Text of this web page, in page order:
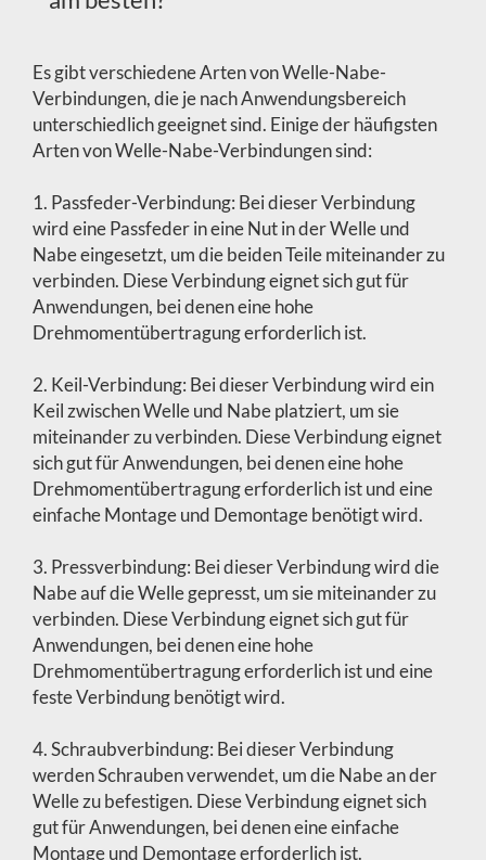
Es gibt verschiedene Arten von Welle-Nabe-
Verbindungen, die je nach Anwendungsbereich
unterschiedlich geeignet sind. Einige der häufigsten
Arten von Welle-Nabe-Verbindungen sind:
1. Passfeder-Verbindung: Bei dieser Verbindung
wird eine Passfeder in eine Nut in der Welle und
Nabe eingesetzt, um die beiden Teile miteinander zu
verbinden. Diese Verbindung eignet sich gut für
Anwendungen, bei denen eine hohe
Drehmomentübertragung erforderlich ist.
2. Keil-Verbindung: Bei dieser Verbindung wird ein
Keil zwischen Welle und Nabe platziert, um sie
miteinander zu verbinden. Diese Verbindung eignet
sich gut für Anwendungen, bei denen eine hohe
Drehmomentübertragung erforderlich ist und eine
einfache Montage und Demontage benötigt wird.
3. Pressverbindung: Bei dieser Verbindung wird die
Nabe auf die Welle gepresst, um sie miteinander zu
verbinden. Diese Verbindung eignet sich gut für
Anwendungen, bei denen eine hohe
Drehmomentübertragung erforderlich ist und eine
feste Verbindung benötigt wird.
4. Schraubverbindung: Bei dieser Verbindung
werden Schrauben verwendet, um die Nabe an der
Welle zu befestigen. Diese Verbindung eignet sich
gut für Anwendungen, bei denen eine einfache
Montage und Demontage erforderlich ist.